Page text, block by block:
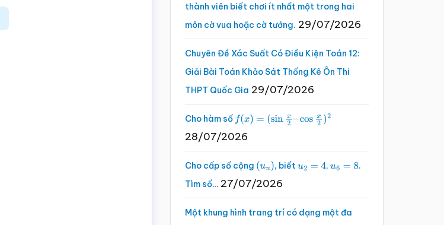
thành viên biết chơi ít nhất một trong hai
môn cờ vua hoặc cờ tướng. 29/07/2026
Chuyên Đề Xác Suất Có Điều Kiện Toán 12:
Giải Bài Toán Khảo Sát Thống Kê Ôn Thi
THPT Quốc Gia 29/07/2026
Cho hàm số f(x)=(sinx2 –cosx2 )2
28/07/2026
Cho cấp số cộng (un), biếtu2 =4 , u6 =8
.
Tìm số… 27/07/2026
Một khung hình trang trí có dạng một đa